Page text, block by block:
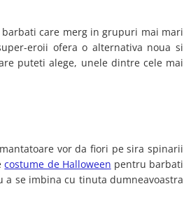
care merg in grupuri mai mari
eroii ofera o alternativa noua si
puteti alege, unele dintre cele mai
vor da fiori pe sira spinarii
costume de Halloween pentru barbati
a se imbina cu tinuta dumneavoastra